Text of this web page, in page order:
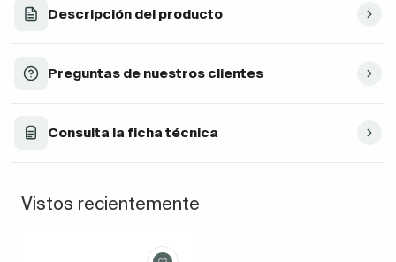
Descripción del producto
Preguntas de nuestros clientes
Consulta la ficha técnica
Vistos recientemente